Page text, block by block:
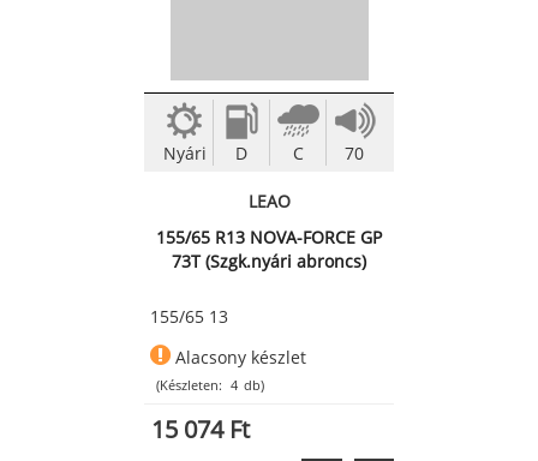
Nyári D C 70
LEAO
155/65 R13 NOVA-FORCE GP
73T (Szgk.nyári abroncs)
155/65 13
Alacsony készlet
(Készleten: 4 db)
15 074 Ft